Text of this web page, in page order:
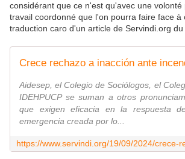
considérant que ce n'est qu'avec une volonté
travail coordonné que l'on pourra faire face à
traduction caro d'un article de Servindi.org
Crece rechazo a inacción ante
Aidesep, el Colegio de Sociólogos, el
IDEHPUCP se suman a otros
que exigen eficacia en la respuesta
emergencia creada por lo...